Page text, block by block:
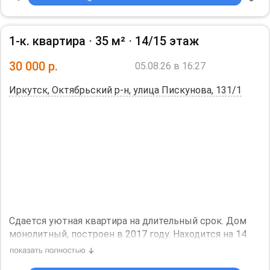
стоимость аренды.
Собственник квартиры, без комиссии
1-к. квартира ⋅ 35 м² ⋅ 14/15 этаж
30 000 р. 05.08.26 в 16:27
Иркутск, Октябрьский р-н, улица Пискунова, 131/1
Сдается уютная квартира на длительный срок. Дом
монолитный, построен в 2017 году. Находится на 14
этаже из 15, что обеспечивает прекрасный вид из